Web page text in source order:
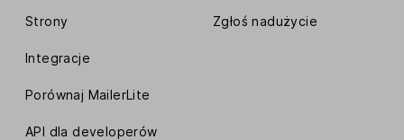
Strony
Integracje
Porównaj MailerLite
API dla developerów
Zgłoś nadużycie